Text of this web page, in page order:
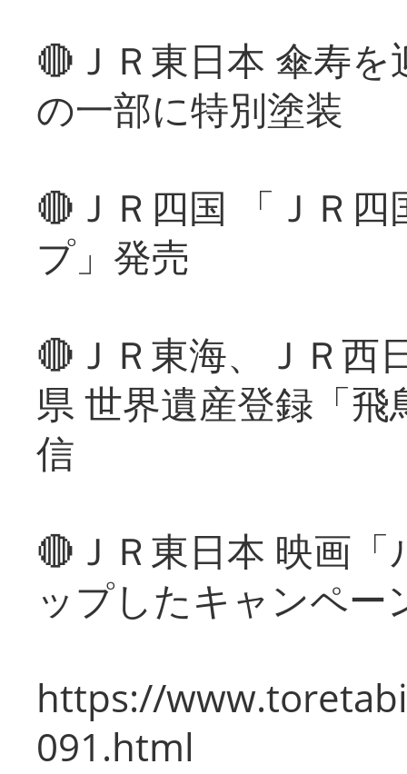
🔴ＪＲ東日本 傘寿
の一部に特別塗装
🔴ＪＲ四国 「ＪＲ
プ」発売
🔴ＪＲ東海、ＪＲ西
県 世界遺産登録「
信
🔴ＪＲ東日本 映画
ップしたキャンペー
https://
091.html